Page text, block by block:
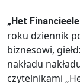
„Het
roku dziennik
biznesowi,
nakładu
czytelnikami